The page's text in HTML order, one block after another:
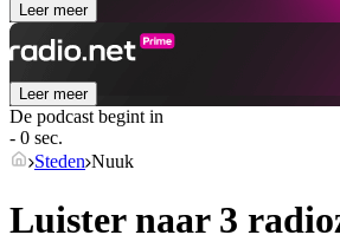
Leer meer
Leer meer
De podcast begint in
- 0 sec.
Steden Nuuk
Luister naar 3